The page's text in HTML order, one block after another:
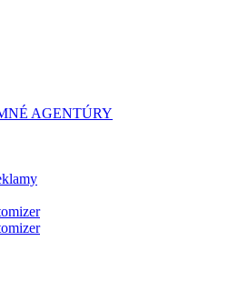
AGENTÚRY